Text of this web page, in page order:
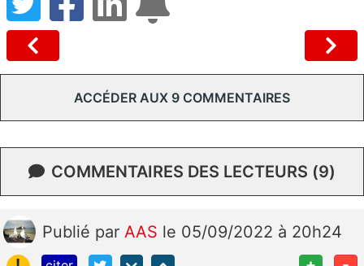
ACCÉDER AUX 9 COMMENTAIRES
COMMENTAIRES DES LECTEURS (9)
Publié par AAS le 05/09/2022 à 20h24